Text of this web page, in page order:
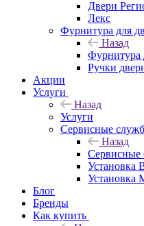
Двери
Лекс
Фурнитура для
Назад
Фурнитура
Ручки
Акции
Услуги
Назад
Услуги
Сервисные
Назад
Сервисные
Установка
Установка
Блог
Бренды
Как купить